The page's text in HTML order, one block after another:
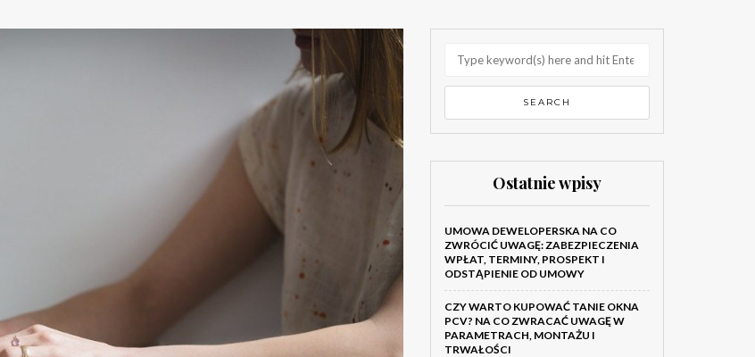
Ostatnie wpisy
UMOWA DEWELOPERSKA NA CO
ZWRÓCIĆ UWAGĘ: ZABEZPIECZENIA
WPŁAT, TERMINY, PROSPEKT I
ODSTĄPIENIE OD UMOWY
CZY WARTO KUPOWAĆ TANIE OKNA
PCV? NA CO ZWRACAĆ UWAGĘ W
PARAMETRACH, MONTAŻU I
TRWAŁOŚCI